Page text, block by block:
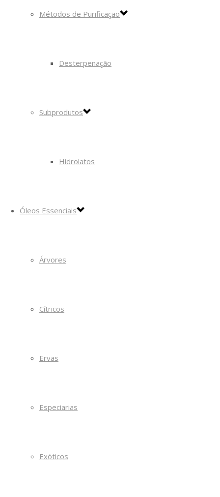
Métodos de Purificação
Desterpenação
Subprodutos
Hidrolatos
Óleos Essenciais
Árvores
Cítricos
Ervas
Especiarias
Exóticos